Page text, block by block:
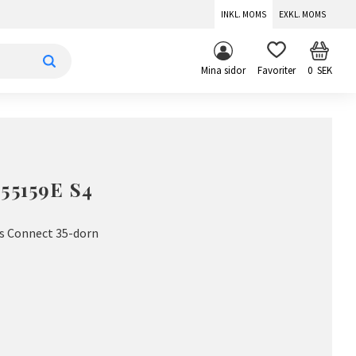
INKL. MOMS EXKL. MOMS
Mina sidor FAVORITER 0SEK
S4
Connect 35-dorn